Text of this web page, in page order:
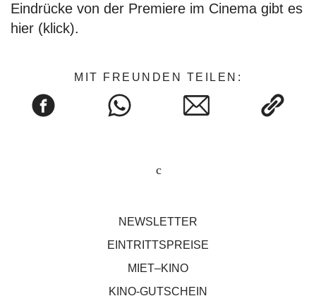
Eindrücke von der Premiere im Cinema gibt es
hier (klick).
MIT FREUNDEN TEILEN:
NEWSLETTER
EINTRITTSPREISE
MIET–KINO
KINO-GUTSCHEIN